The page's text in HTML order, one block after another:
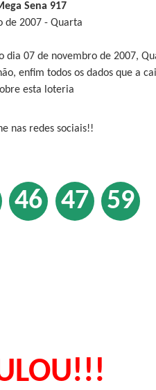
Sena 917
de 2007 - Quarta
dia 07 de novembro de 2007,
enfim todos os dados que a
esta loteria
nas redes sociais!!
46 47 59